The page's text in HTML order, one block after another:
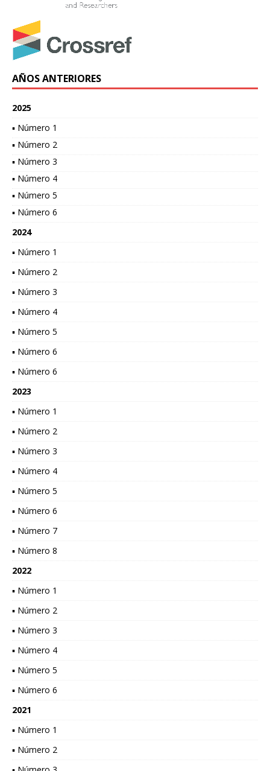
AÑOS ANTERIORES
2025
▪ Número 1
▪ Número 2
▪ Número 3
▪ Número 4
▪ Número 5
▪ Número 6
2024
▪ Número 1
▪ Número 2
▪ Número 3
▪ Número 4
▪ Número 5
▪ Número 6
▪ Número 6
2023
▪ Número 1
▪ Número 2
▪ Número 3
▪ Número 4
▪ Número 5
▪ Número 6
▪ Número 7
▪ Número 8
2022
▪ Número 1
▪ Número 2
▪ Número 3
▪ Número 4
▪ Número 5
▪ Número 6
2021
▪ Número 1
▪ Número 2